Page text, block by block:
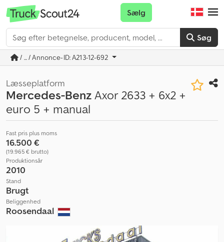
Søg
Sælg
/ ... / Annonce-ID: A213-12-692
Læsseplatform
Mercedes-BenzAxor 2633 + 6x2 +
euro 5 + manual
Fast pris plus moms
16.500 €
(19.965 € brutto)
Produktionsår
2010
Stand
Brugt
Beliggenhed
Roosendaal